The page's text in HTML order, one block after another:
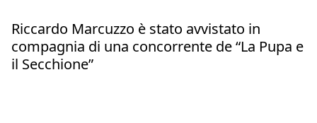
Riccardo Marcuzzo è stato avvistato in
compagnia di una concorrente de “La Pupa e
il Secchione”